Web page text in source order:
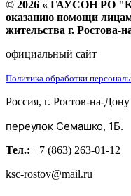
© 2026 « ГАУСОН РО
оказанию помощи лицам
жительства г. Ростова-
официальный сайт
Политика обработки
Россия, г. Ростов-на-Дону
переулок Семашко, 1Б.
Тел.: +7 (863) 263-01-12
ksc-rostov@mail.ru